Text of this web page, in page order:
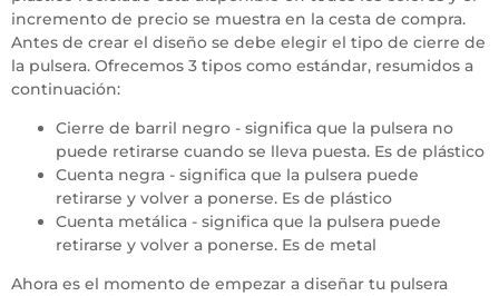
incremento de precio se muestra en la cesta de compra.
Antes de crear el diseño se debe elegir el tipo de cierre de
la pulsera. Ofrecemos 3 tipos como estándar, resumidos a
continuación:
Cierre de barril negro - significa que la pulsera no
puede retirarse cuando se lleva puesta. Es de plástico
Cuenta negra - significa que la pulsera puede
retirarse y volver a ponerse. Es de plástico
Cuenta metálica - significa que la pulsera puede
retirarse y volver a ponerse. Es de metal
Ahora es el momento de empezar a diseñar tu pulsera